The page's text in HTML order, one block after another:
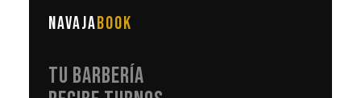
NAVAJABOOK
TU BARBERÍA